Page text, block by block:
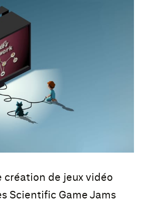
création de jeux vidéo
Scientific Game Jams